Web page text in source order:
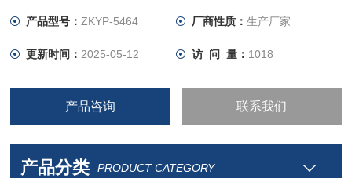
产品型号：ZKYP-5464 厂商性质： 生产厂家
更新时间： 2025-05-12 访 问 量： 1018
产品咨询 联系我们
产品分类 PRODUCT CATEGORY